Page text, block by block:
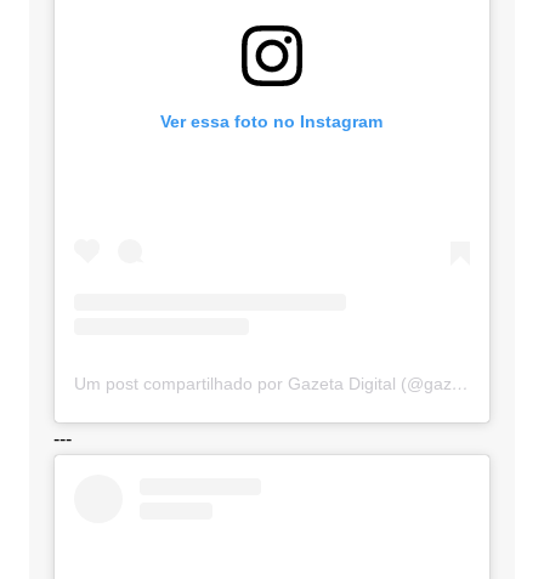
Ver essa foto no Instagram
Um post compartilhado por Gazeta Digital (@gazetadigital)
---